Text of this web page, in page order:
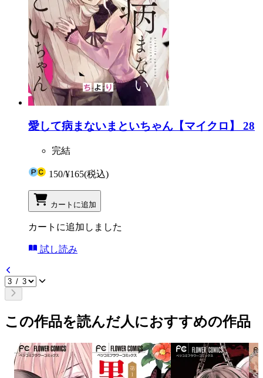
愛して病まないまといちゃん【マイクロ】 28
完結
150/¥165(税込)
カートに追加
カートに追加しました
試し読み
この作品を読んだ人におすすめの作品